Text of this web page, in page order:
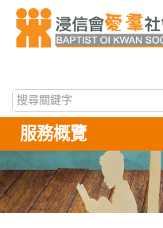
服務概覽